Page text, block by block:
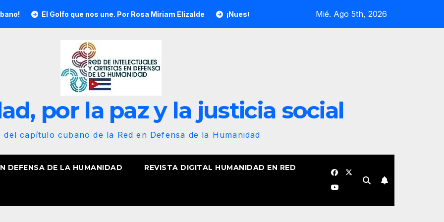
Golfo que nos une. Por Rosa Miriam Elizalde ¡Nuestra bandera revolucionaria no se plegará jamás! Por Bruno
Mié. Ago 5th, 2026
por la paz y la justicia social
del capítulo cubano de la Red en Defensa de la Humanidad
DEFENSA DE LA HUMANIDAD REVISTA DIGITAL HUMANIDAD EN RED